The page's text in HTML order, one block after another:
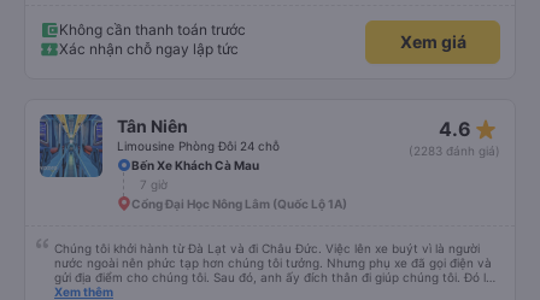
Không cần thanh toán trước
Xác nhận chỗ ngay lập tức
Xem giá
Tân Niên
Limousine Phòng Đôi 24 chỗ
4.6 star_rate
(2283 đánh giá)
Bến Xe Khách Cà Mau
7 giờ
Cổng Đại Học Nông Lâm (Quốc Lộ 1A)
Chúng tôi khởi hành từ Đà Lạt và đi Châu Đức. Việc lên xe buýt vì là người
nước ngoài nên phức tạp hơn chúng tôi tưởng. Nhưng phụ xe đã gọi điện và
gửi địa điểm cho chúng tôi. Sau đó, anh ấy đích thân đi giúp chúng tôi. Đó là
lần đầu tiên đi xe giường nằm với hai đứa trẻ nhỏ khá thú vị. Chúng tôi không
Xem thêm